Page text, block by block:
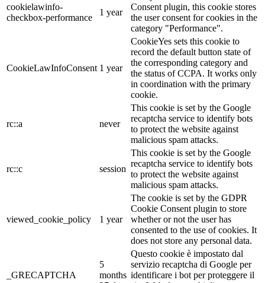
cookielawinfo-
checkbox-performance
1 year
Consent plugin, this cookie stores
the user consent for cookies in the
category "Performance".
CookieLawInfoConsent 1 year
CookieYes sets this cookie to
record the default button state of
the corresponding category and
the status of CCPA. It works only
in coordination with the primary
cookie.
rc::a never
This cookie is set by the Google
recaptcha service to identify bots
to protect the website against
malicious spam attacks.
rc::c session
This cookie is set by the Google
recaptcha service to identify bots
to protect the website against
malicious spam attacks.
viewed_cookie_policy 1 year
The cookie is set by the GDPR
Cookie Consent plugin to store
whether or not the user has
consented to the use of cookies. It
does not store any personal data.
_GRECAPTCHA
5
months
Questo cookie è impostato dal
servizio recaptcha di Google per
identificare i bot per proteggere il